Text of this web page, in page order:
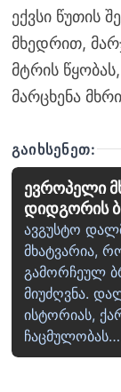
ექვსი წუთის
მხედრით,
მტრის
მარცხენა
ᲒᲐᲘᲮᲡᲔᲜᲔᲗ:
ევროპელი
დიდგორის
ავგუსტო
მხატვარია,
გამორჩეულ
მიუძღვნა.
ისტორიას,
ჩაცმულობას…